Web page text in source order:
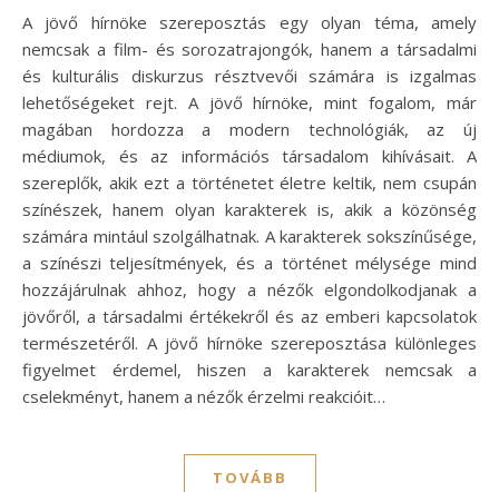
A jövő hírnöke szereposztás egy olyan téma, amely
nemcsak a film- és sorozatrajongók, hanem a társadalmi
és kulturális diskurzus résztvevői számára is izgalmas
lehetőségeket rejt. A jövő hírnöke, mint fogalom, már
magában hordozza a modern technológiák, az új
médiumok, és az információs társadalom kihívásait. A
szereplők, akik ezt a történetet életre keltik, nem csupán
színészek, hanem olyan karakterek is, akik a közönség
számára mintául szolgálhatnak. A karakterek sokszínűsége,
a színészi teljesítmények, és a történet mélysége mind
hozzájárulnak ahhoz, hogy a nézők elgondolkodjanak a
jövőről, a társadalmi értékekről és az emberi kapcsolatok
természetéről. A jövő hírnöke szereposztása különleges
figyelmet érdemel, hiszen a karakterek nemcsak a
cselekményt, hanem a nézők érzelmi reakcióit…
TOVÁBB